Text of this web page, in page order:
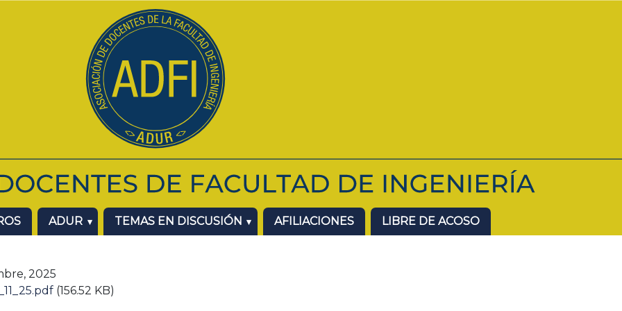
ADUR TEMAS EN DISCUSIÓN AFILIACIONES LIBRE DE ACOSO
2025
(156.52 KB)